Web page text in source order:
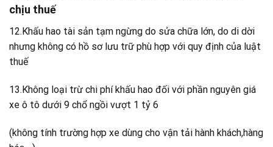
chịu thuế
12.Khấu hao tài sản tạm ngừng do sửa chữa lớn, do di dời
nhưng không có hồ sơ lưu trữ phù hợp với quy định của luật
thuế
13.Không loại trừ chi phí khấu hao đối với phần nguyên giá
xe ô tô dưới 9 chổ ngồi vượt 1 tỷ 6
(không tính trường hợp xe dùng cho vận tải hành khách,hàng